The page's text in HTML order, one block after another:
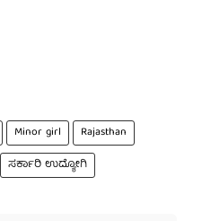
Minor girl
Rajasthan
ಸರ್ಕಾರಿ ಉದ್ಯೋಗಿ